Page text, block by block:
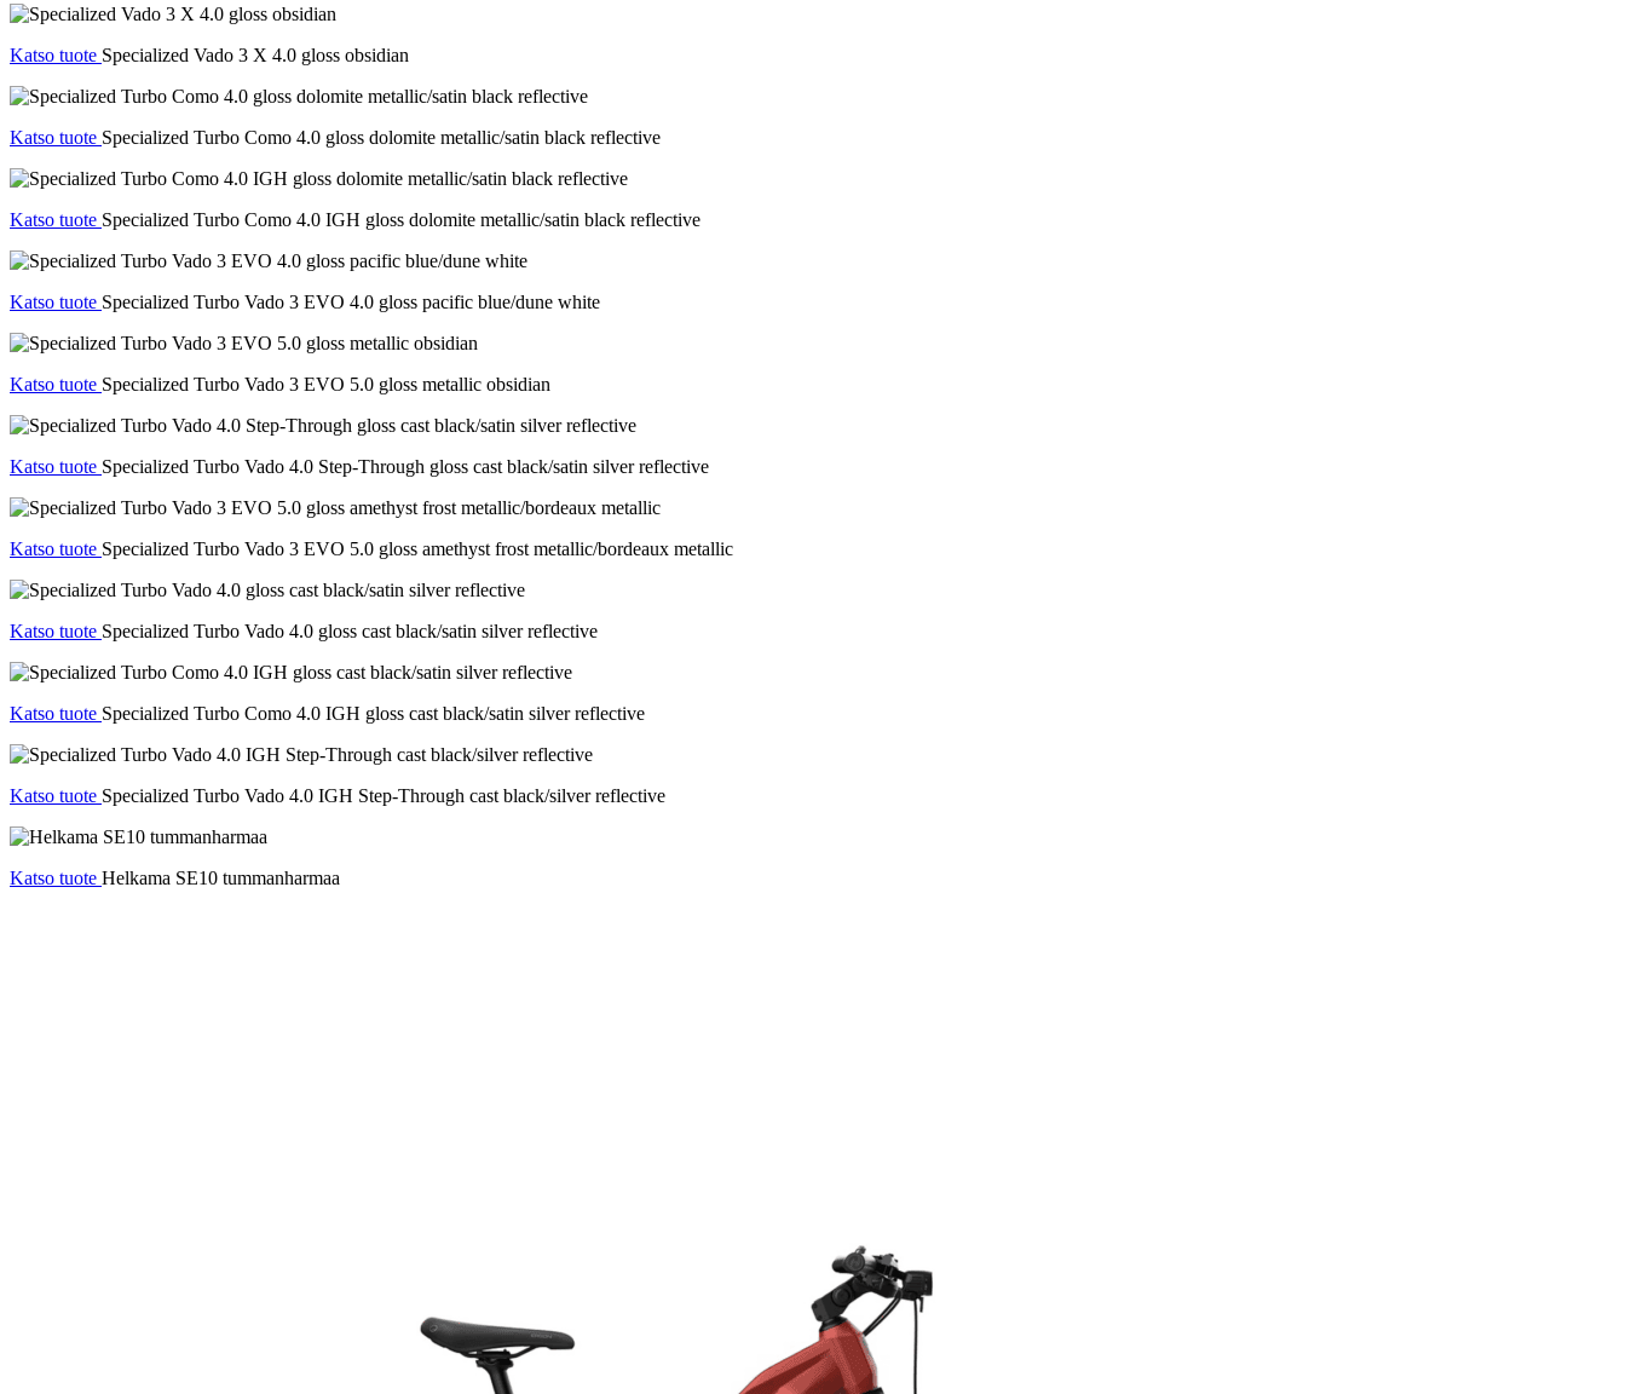
Katso tuote Specialized Vado 3 X 4.0 gloss obsidian
Katso tuote Specialized Turbo Como 4.0 gloss dolomite metallic/satin black reflective
Katso tuote Specialized Turbo Como 4.0 IGH gloss dolomite metallic/satin black reflective
Katso tuote Specialized Turbo Vado 3 EVO 4.0 gloss pacific blue/dune white
Katso tuote Specialized Turbo Vado 3 EVO 5.0 gloss metallic obsidian
Katso tuote Specialized Turbo Vado 4.0 Step-Through gloss cast black/satin silver reflective
Katso tuote Specialized Turbo Vado 3 EVO 5.0 gloss amethyst frost metallic/bordeaux metallic
Katso tuote Specialized Turbo Vado 4.0 gloss cast black/satin silver reflective
Katso tuote Specialized Turbo Como 4.0 IGH gloss cast black/satin silver reflective
Katso tuote Specialized Turbo Vado 4.0 IGH Step-Through cast black/silver reflective
Katso tuote Helkama SE10 tummanharmaa